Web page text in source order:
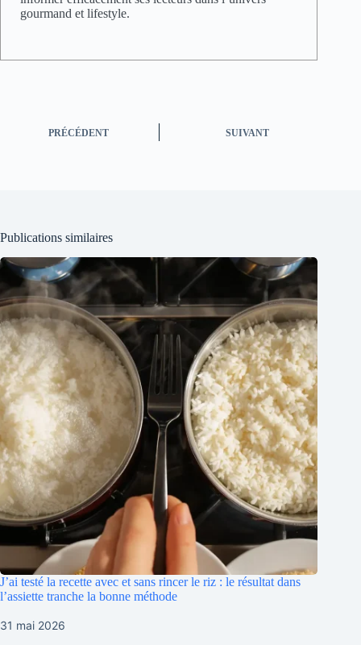
gourmand et lifestyle.
PRÉCÉDENT SUIVANT
Publications similaires
J’ai testé la recette avec et sans rincer le riz : le résultat dans
l’assiette tranche la bonne méthode
31 mai 2026